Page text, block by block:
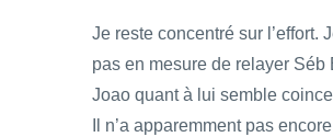
Je reste concentré sur l’effort.
pas en mesure de relayer Séb
Joao quant à lui semble
Il n’a apparemment pas